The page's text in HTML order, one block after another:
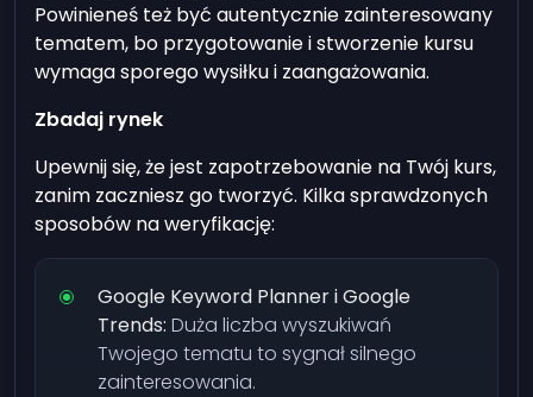
Powinieneś też być autentycznie zainteresowany
tematem, bo przygotowanie i stworzenie kursu
wymaga sporego wysiłku i zaangażowania.
Zbadaj rynek
Upewnij się, że jest zapotrzebowanie na Twój kurs,
zanim zaczniesz go tworzyć. Kilka sprawdzonych
sposobów na weryfikację:
Google Keyword Planner i Google
Trends: Duża liczba wyszukiwań
Twojego tematu to sygnał silnego
zainteresowania.